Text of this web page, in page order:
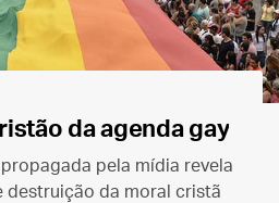
da agenda gay
pela mídia revela
destruição da moral cristã